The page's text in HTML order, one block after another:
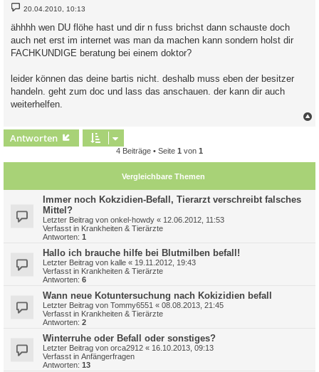
B
e
i
t
r
a
g
20.04.2010, 10:13
ähhhh wen DU flöhe hast und dir n fuss brichst dann schauste doch
auch net erst im internet was man da machen kann sondern holst dir
FACHKUNDIGE beratung bei einem doktor?
leider können das deine bartis nicht. deshalb muss eben der besitzer
handeln. geht zum doc und lass das anschauen. der kann dir auch
weiterhelfen.
Antworten
4 Beiträge • Seite 1 von 1
Vergleichbare Themen
Immer noch Kokzidien-Befall, Tierarzt verschreibt falsches
Mittel?
Letzter Beitrag von onkel-howdy « 12.06.2012, 11:53
Verfasst in Krankheiten & Tierärzte
Antworten: 1
Hallo ich brauche hilfe bei Blutmilben befall!
Letzter Beitrag von kalle « 19.11.2012, 19:43
Verfasst in Krankheiten & Tierärzte
Antworten: 6
Wann neue Kotuntersuchung nach Kokizidien befall
Letzter Beitrag von Tommy6551 « 08.08.2013, 21:45
Verfasst in Krankheiten & Tierärzte
Antworten: 2
Winterruhe oder Befall oder sonstiges?
Letzter Beitrag von orca2912 « 16.10.2013, 09:13
Verfasst in Anfängerfragen
Antworten: 13